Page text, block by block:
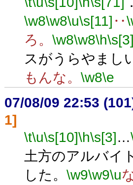
\w8\w8\u\s[11] ‥
ろ。 \w8\w8\h
スがうらやまし
もんな。 \w8\e
07/08/09 22:53
1]
\t\u\s[10]\h\s[3]…
土方のアルバイ
した。 \w9\w9\u